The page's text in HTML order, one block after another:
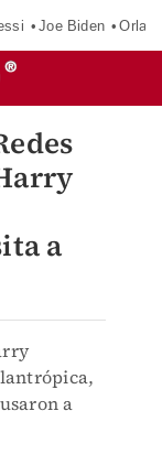
Joe Biden
a
a